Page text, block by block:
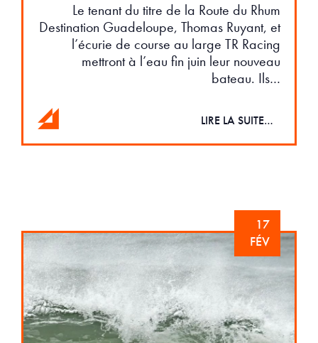
Le tenant du titre de la Route du Rhum
Destination Guadeloupe, Thomas Ruyant, et
l’écurie de course au large TR Racing
mettront à l’eau fin juin leur nouveau
bateau. Ils…
LIRE LA SUITE…
17
FÉV